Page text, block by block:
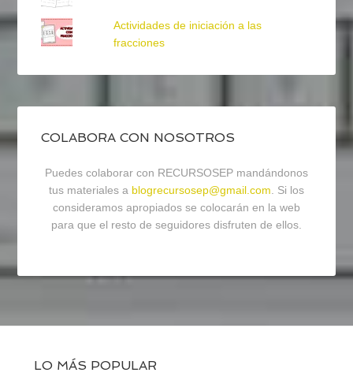
Actividades de iniciación a las
fracciones
COLABORA CON NOSOTROS
Puedes colaborar con RECURSOSEP mandándonos
tus materiales a blogrecursosep@gmail.com. Si los
consideramos apropiados se colocarán en la web
para que el resto de seguidores disfruten de ellos.
LO MÁS POPULAR